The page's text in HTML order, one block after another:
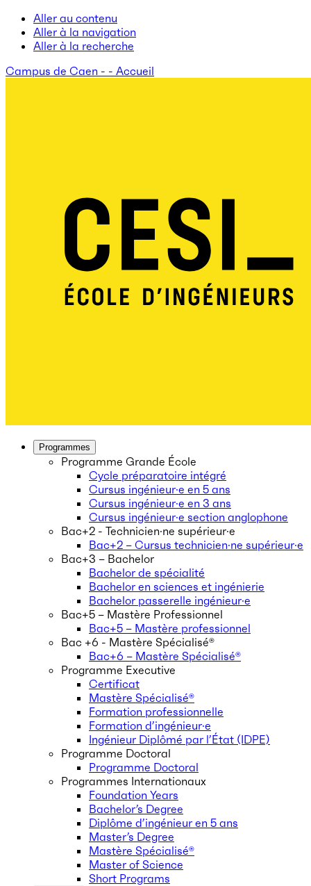
Aller au contenu
Aller à la navigation
Aller à la recherche
Campus de Caen - - Accueil
Programmes
Programme Grande École
Cycle préparatoire intégré
Cursus ingénieur·e en 5 ans
Cursus ingénieur·e en 3 ans
Cursus ingénieur·e section anglophone
Bac+2 - Technicien·ne supérieur·e
Bac+2 – Cursus technicien·ne supérieur·e
Bac+3 – Bachelor
Bachelor de spécialité
Bachelor en sciences et ingénierie
Bachelor passerelle ingénieur·e
Bac+5 – Mastère Professionnel
Bac+5 – Mastère professionnel
Bac +6 - Mastère Spécialisé®
Bac+6 – Mastère Spécialisé®
Programme Executive
Certificat
Mastère Spécialisé®
Formation professionnelle
Formation d’ingénieur·e
Ingénieur Diplômé par l’État (IDPE)
Programme Doctoral
Programme Doctoral
Programmes Internationaux
Foundation Years
Bachelor’s Degree
Diplôme d’ingénieur en 5 ans
Master’s Degree
Mastère Spécialisé®
Master of Science
Short Programs